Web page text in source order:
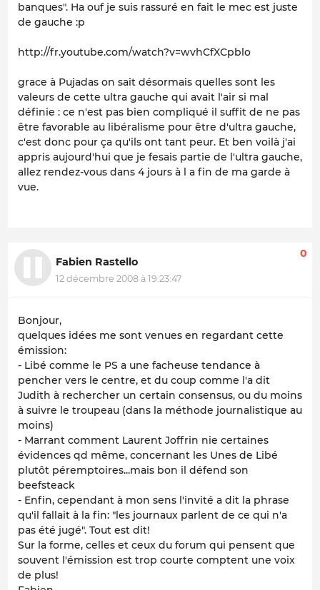
banques". Ha ouf je suis rassuré en fait le mec est juste
de gauche :p
http://fr.youtube.com/watch?v=wvhCfXCpblo
grace à Pujadas on sait désormais quelles sont les
valeurs de cette ultra gauche qui avait l'air si mal
définie : ce n'est pas bien compliqué il suffit de ne pas
être favorable au libéralisme pour être d'ultra gauche,
c'est donc pour ça qu'ils ont tant peur. Et ben voilà j'ai
appris aujourd'hui que je fesais partie de l'ultra gauche,
allez rendez-vous dans 4 jours à l a fin de ma garde à
vue.
Fabien Rastello
12 décembre 2008 à 19:23:47
0
Bonjour,
quelques idées me sont venues en regardant cette
émission:
- Libé comme le PS a une facheuse tendance à
pencher vers le centre, et du coup comme l'a dit
Judith à rechercher un certain consensus, ou du moins
à suivre le troupeau (dans la méthode journalistique au
moins)
- Marrant comment Laurent Joffrin nie certaines
évidences qd même, concernant les Unes de Libé
plutôt péremptoires...mais bon il défend son
beefsteack
- Enfin, cependant à mon sens l'invité a dit la phrase
qu'il fallait à la fin: "les journaux parlent de ce qui n'a
pas été jugé". Tout est dit!
Sur la forme, celles et ceux du forum qui pensent que
souvent l'émission est trop courte comptent une voix
de plus!